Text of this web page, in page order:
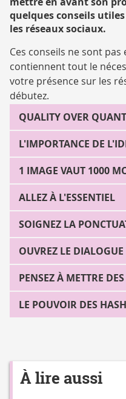
quelques conseils
les réseaux sociaux.
Ces conseils ne sont pas
contiennent tout le
votre présence sur les
débutez.
QUALITY OVER
L'IMPORTANCE DE
1 IMAGE VAUT 1000
ALLEZ À L'ESSENTIEL
SOIGNEZ LA
OUVREZ LE DIALOGUE
PENSEZ À METTRE
LE POUVOIR DES
À lire aussi